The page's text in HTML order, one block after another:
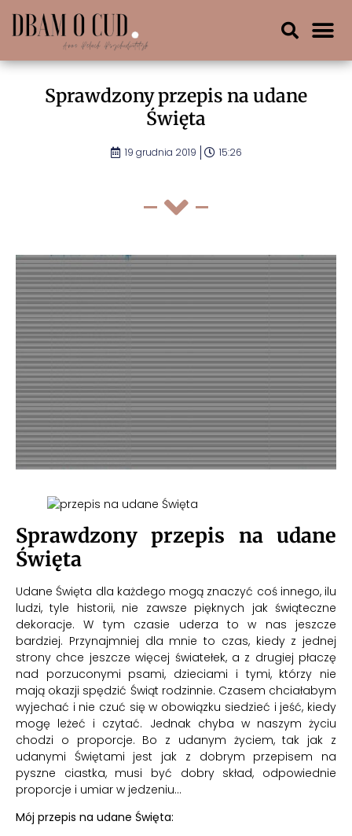
Sprawdzony przepis na udane
Święta
19 grudnia 2019 15:26
Sprawdzony przepis na udane
Święta
Udane Święta dla każdego mogą znaczyć coś innego, ilu
ludzi, tyle historii, nie zawsze pięknych jak świąteczne
dekoracje. W tym czasie uderza to w nas jeszcze
bardziej. Przynajmniej dla mnie to czas, kiedy z jednej
strony chce jeszcze więcej światełek, a z drugiej płaczę
nad porzuconymi psami, dzieciami i tymi, którzy nie
mają okazji spędzić Świąt rodzinnie. Czasem chciałabym
wyjechać i nie czuć się w obowiązku siedzieć i jeść, kiedy
mogę leżeć i czytać. Jednak chyba w naszym życiu
chodzi o proporcje. Bo z udanym życiem, tak jak z
udanymi Świętami jest jak z dobrym przepisem na
pyszne ciastka, musi być dobry skład, odpowiednie
proporcje i umiar w jedzeniu…
Mój przepis na udane Święta: